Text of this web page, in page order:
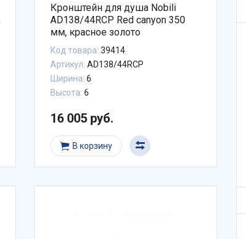
Кронштейн для душа Nobili
AD138/44RCP Red canyon 350
мм, красное золото
Код товара: 39414
Артикул: AD138/44RCP
Ширина: 6
Высота: 6
16 005 руб.
В корзину